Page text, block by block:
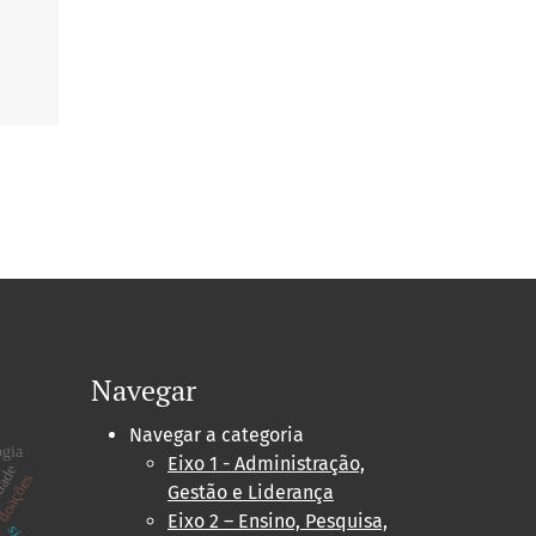
Navegar
Navegar a categoria
Eixo 1 - Administração,
Gestão e Liderança
Eixo 2 – Ensino, Pesquisa,